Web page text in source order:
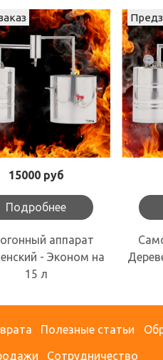
15000 руб
Подробнее
аппарат
- Эконом на
15 л
Полезные статьи
Сотрудничество